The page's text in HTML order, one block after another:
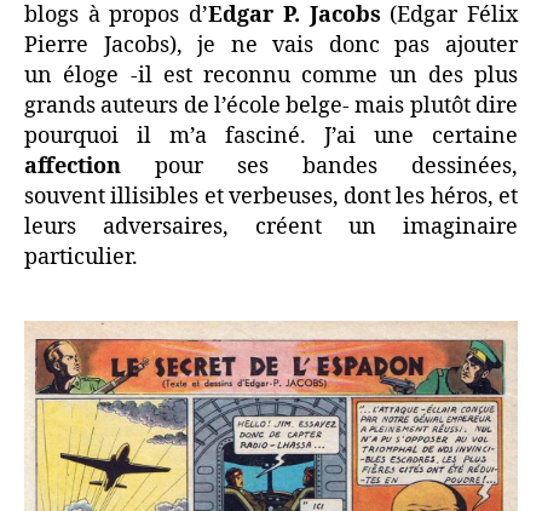
blogs à propos d’Edgar P. Jacobs (Edgar Félix
Pierre Jacobs), je ne vais donc pas ajouter
un éloge -il est reconnu comme un des plus
grands auteurs de l’école belge- mais plutôt dire
pourquoi il m’a fasciné. J’ai une certaine
affection pour ses bandes dessinées,
souvent illisibles et verbeuses, dont les héros, et
leurs adversaires, créent un imaginaire
particulier.